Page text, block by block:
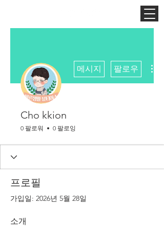
메시지 팔로우
Cho kkion
0 팔로워 0 팔로잉
프로필
가입일: 2026년 5월 28일
소개